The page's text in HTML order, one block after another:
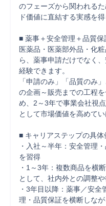
のフェーズから関われる
ド価値に直結する実感を得
■ 薬事＋安全管理＋品質
医薬品・医薬部外品・化
ら、薬事申請だけでなく
経験できます。
「申請のみ」「品質のみ
の企画～販売までの工程
め、2～3年で事業会社視
として市場価値を高めてい
■ キャリアステップの具体
・入社～半年：安全管理
を習得
・1～3年：複数商品を横
として、社内外との調整
・3年目以降：薬事／安
理・品質保証を横断しな